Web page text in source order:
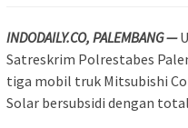
INDODAILY.CO, PALEMBANG —
Satreskrim Polrestabes
tiga mobil truk Mitsubishi
Solar bersubsidi dengan